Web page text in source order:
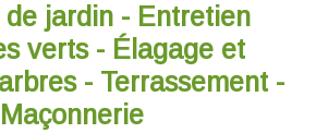
jardin - Entretien
verts - Élagage et
- Terrassement -
Maçonnerie